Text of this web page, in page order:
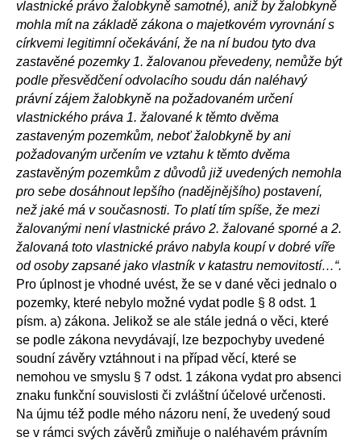
vlastnické právo žalobkyně samotné), aniž by žalobkyně
mohla mít na základě zákona o majetkovém vyrovnání s
církvemi legitimní očekávání, že na ní budou tyto dva
zastavěné pozemky 1. žalovanou převedeny, nemůže být
podle přesvědčení odvolacího soudu dán naléhavý
právní zájem žalobkyně na požadovaném určení
vlastnického práva 1. žalované k těmto dvěma
zastaveným pozemkům, neboť žalobkyně by ani
požadovaným určením ve vztahu k těmto dvěma
zastavěným pozemkům z důvodů již uvedených nemohla
pro sebe dosáhnout lepšího (nadějnějšího) postavení,
než jaké má v současnosti. To platí tím spíše, že mezi
žalovanými není vlastnické právo 2. žalované sporné a 2.
žalovaná toto vlastnické právo nabyla koupí v dobré víře
od osoby zapsané jako vlastník v katastru nemovitostí…“.
Pro úplnost je vhodné uvést, že se v dané věci jednalo o
pozemky, které nebylo možné vydat podle § 8 odst. 1
písm. a) zákona. Jelikož se ale stále jedná o věci, které
se podle zákona nevydávají, lze bezpochyby uvedené
soudní závěry vztáhnout i na případ věcí, které se
nemohou ve smyslu § 7 odst. 1 zákona vydat pro absenci
znaku funkční souvislosti či zvláštní účelové určenosti.
Na újmu též podle mého názoru není, že uvedený soud
se v rámci svých závěrů zmiňuje o naléhavém právním